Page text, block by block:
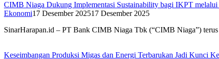
CIMB Niaga Dukung Implementasi Sustainability bagi IKPT melalui
Ekonomi17 Desember 202517 Desember 2025
SinarHarapan.id – PT Bank CIMB Niaga Tbk (“CIMB Niaga”)
Keseimbangan Produksi Migas dan Energi Terbarukan Jadi Kunci